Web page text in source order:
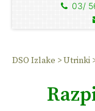
03/
DSO Izlake >Utrinki